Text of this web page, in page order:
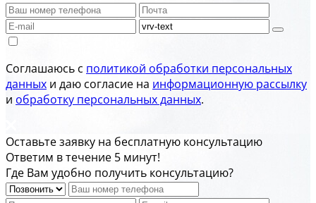
Соглашаюсь с политикой обработки персональных
данных и даю согласие на информационную рассылку
и обработку персональных данных.
Оставьте заявку на бесплатную консультацию
Ответим в течение 5 минут!
Где Вам удобно получить консультацию?